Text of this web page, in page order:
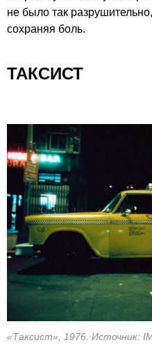
не было так
сохраняя боль.
ТАКСИСТ
«Таксист», 1976. Источник: